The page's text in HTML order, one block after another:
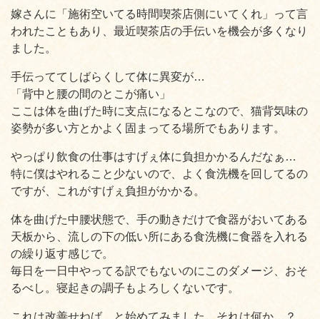
嫁さんに「施術空いてる時間喫茶店側にいてくれ」って言
われたこともあり、最近喫茶店の手伝いを機会が多くなり
ました。
手伝っててしばらくして体に異変が…
「背中と腰の間のとこが痛い」
ここは体を曲げた時に支点になるとこなので、猫背気味の
姿勢が多い方とかよく固まってる場所でもあります。
やっぱり飲食の仕事はすげぇ体に負担かかるんだなぁ…
特に僕はやれること少ないので、よく食洗機を回してるの
ですが、これがすげぇ負担がかかる。
体を曲げた中腰状態で、手の動きだけで食器がおいてある
天板から、流しの下の低い所にある食洗機に食器を入れる
の繰り返す感じで。
毎日を一日中やってる訳でもないのにこのダメージ、おそ
るべし。寝起きの調子もよろしくないです。
これは改善せねば、と始めてみました。それは何か…？